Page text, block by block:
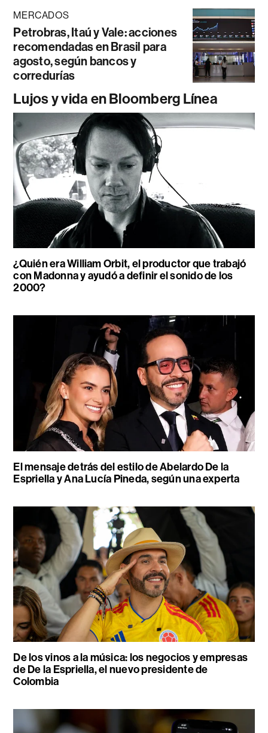
MERCADOS
Petrobras, Itaú y Vale: acciones
recomendadas en Brasil para
agosto, según bancos y
corredurías
Lujos y vida en Bloomberg Línea
¿Quién era William Orbit, el productor que trabajó
con Madonna y ayudó a definir el sonido de los
2000?
El mensaje detrás del estilo de Abelardo De la
Espriella y Ana Lucía Pineda, según una experta
De los vinos a la música: los negocios y empresas
de De la Espriella, el nuevo presidente de
Colombia